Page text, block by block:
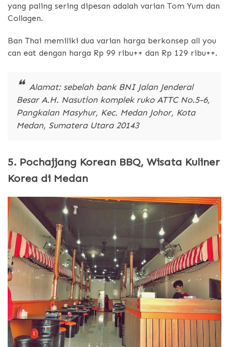
yang paling sering dipesan adalah varian Tom Yum dan
Collagen.
Ban Thai memiliki dua varian harga berkonsep all you
can eat dengan harga Rp 99 ribu++ dan Rp 129 ribu++.
Alamat: sebelah bank BNI Jalan Jenderal
Besar A.H. Nasution komplek ruko ATTC No.5-6,
Pangkalan Masyhur, Kec. Medan Johor, Kota
Medan, Sumatera Utara 20143
5. Pochajjang Korean BBQ, Wisata Kuliner
Korea di Medan